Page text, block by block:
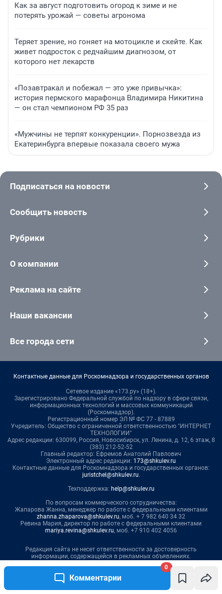
Комментарии
0
Как за август подготовить огород к зиме и не
потерять урожай — советы агронома
Теряет зрение, но гоняет на мотоцикле и скейте. Как
живет подросток с редчайшим диагнозом, от
которого нет лекарств
«Позавтракал и побежал — это уже привычка»:
история пермского марафонца Владимира Никитина
— он стал чемпионом РФ 35 раз
«Мужчины не терпят конкуренции». Порнозвезда из
Екатеринбурга впервые показала своего мужа
Подписаться на новости
Сообщить новость
Рубрики
О компании
Реклама на сайте
Наши вакансии
Все города сети
Контактные данные для Роскомнадзора и государственных органов
Сетевое издание «173.ру» (18+).
Зарегистрировано Федеральной службой по надзору в сфере связи,
информационных технологий и массовых коммуникаций
(Роскомнадзор).
Регистрационный номер ЭЛ № ФС 77 - 87889
Учредитель: Общество с ограниченной ответственностью "ИНТЕРНЕТ
ТЕХНОЛОГИИ"
Адрес редакции: 630099, Россия, Новосибирск, ул. Ленина, д. 12, 6 этаж, 8
(383) 212-52-52
Главный редактор: Ефремов Анатолий Павлович
Электронный адрес редакции: 173@shkulev.ru
Контактные данные для Роскомнадзора и государственных органов:
juristchel@shkulev.ru.
Техподдержка: help@shkulev.ru
По вопросам коммерческого сотрудничества:
Жапарова Жанна, менеджер по работе с федеральными клиентами
zhanna.zhaparova@shkulev.ru, моб. + 7 982 640 34 32
Ревина Мария, директор по работе с федеральными клиентами
mariya.revina@shkulev.ru, моб. +7 910 402 4056
Редакция сайта не несет ответственности за достоверность
информации, содержащейся в рекламных объявлениях.
Политика использования cookies